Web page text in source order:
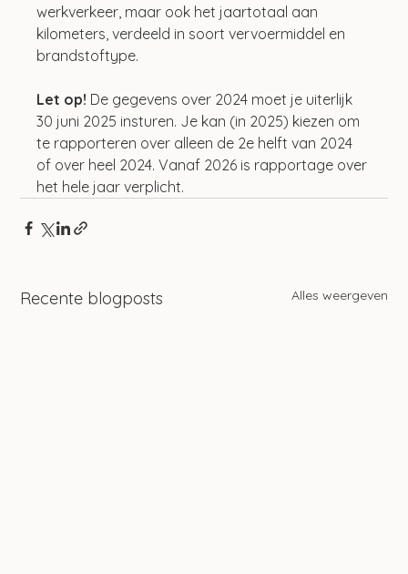
werkverkeer, maar ook het jaartotaal aan
kilometers, verdeeld in soort vervoermiddel en
brandstoftype.
Let op! De gegevens over 2024 moet je uiterlijk
30 juni 2025 insturen. Je kan (in 2025) kiezen om
te rapporteren over alleen de 2e helft van 2024
of over heel 2024. Vanaf 2026 is rapportage over
het hele jaar verplicht.
Recente blogposts Alles weergeven